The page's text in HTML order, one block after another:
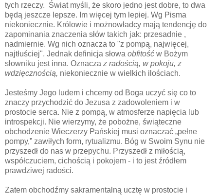
tych rzeczy. Świat myśli, że skoro jedno jest dobre, to dwa
będą jeszcze lepsze. Im więcej tym lepiej. Wg Pisma
niekoniecznie. Królowie i możnowładcy mają tendencję do
zapominania znaczenia słów takich jak: przesadnie ,
nadmiernie. Wg nich oznacza to "z pompą, najwięcej,
najtłuściej". Jednak definicja słowa obfitość w Bożym
słowniku jest inna. Oznacza z radością, w pokoju, z
wdzięcznością, niekoniecznie w wielkich ilościach.
Jesteśmy Jego ludem i chcemy od Boga uczyć się co to
znaczy przychodzić do Jezusa z zadowoleniem i w
prostocie serca. Nie z pompą, w atmosferze napięcia lub
introspekcji. Nie wierzymy, że pobożne, świąteczne
obchodzenie Wieczerzy Pańskiej musi oznaczać „pełne
pompy,” zawiłych form, rytualizmu. Bóg w Swoim Synu nie
przyszedł do nas w przepychu. Przyszedł z miłością,
współczuciem, cichością i pokojem - i to jest źródłem
prawdziwej radości.
Zatem obchodźmy sakramentalną ucztę w prostocie i